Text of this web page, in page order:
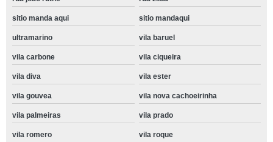
sitio manda aqui sitio mandaqui
ultramarino vila baruel
vila carbone vila ciqueira
vila diva vila ester
vila gouvea vila nova cachoeirinha
vila palmeiras vila prado
vila romero vila roque